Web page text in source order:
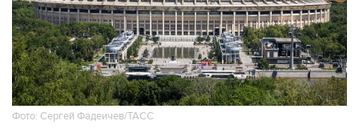
Фото: Сергей Фадеичев/ТАСС